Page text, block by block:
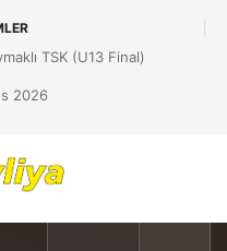
TSK (U13 Final)
2026